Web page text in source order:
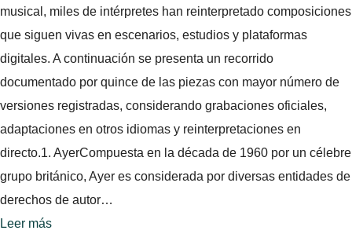
musical, miles de intérpretes han reinterpretado composiciones
que siguen vivas en escenarios, estudios y plataformas
digitales. A continuación se presenta un recorrido
documentado por quince de las piezas con mayor número de
versiones registradas, considerando grabaciones oficiales,
adaptaciones en otros idiomas y reinterpretaciones en
directo.1. AyerCompuesta en la década de 1960 por un célebre
grupo británico, Ayer es considerada por diversas entidades de
derechos de autor…
Leer más